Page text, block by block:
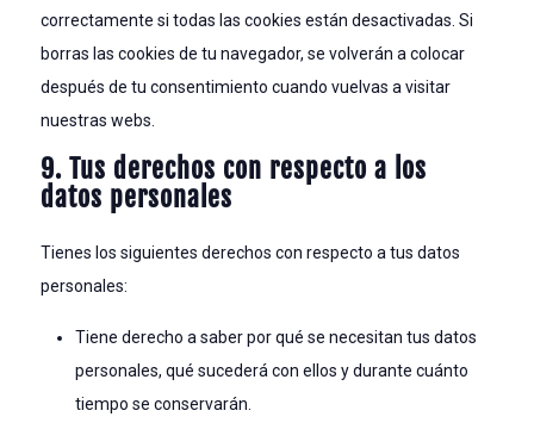
correctamente si todas las cookies están desactivadas. Si
borras las cookies de tu navegador, se volverán a colocar
después de tu consentimiento cuando vuelvas a visitar
nuestras webs.
9. Tus derechos con respecto a los
datos personales
Tienes los siguientes derechos con respecto a tus datos
personales:
Tiene derecho a saber por qué se necesitan tus datos
personales, qué sucederá con ellos y durante cuánto
tiempo se conservarán.